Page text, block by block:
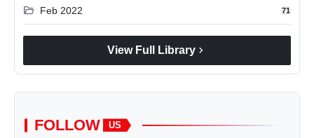
folder_open Feb 2022 71
View Full Library chevron_right
FOLLOW US